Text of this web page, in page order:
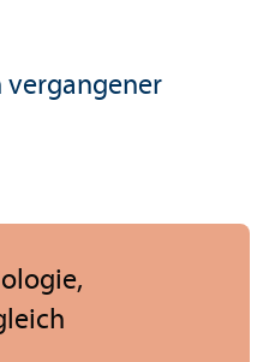
vergangener